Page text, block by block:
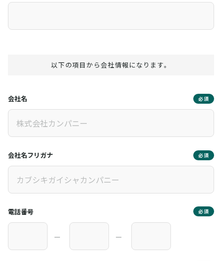
以下の項目から会社情報になります。
会社名 必須
会社名フリガナ 必須
電話番号 必須
― ―